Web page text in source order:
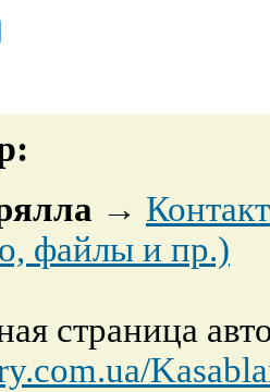
→
файлы и пр.)
страница